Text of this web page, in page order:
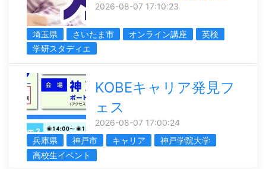
2026-08-07 17:10:23
埼玉県 さいたま市 オンライン講座
英検
学研スタディエ
KOBEキャリア発見フ
ェス
2026-08-07 17:00:24
兵庫県
神戸市 キャリア
神戸学院大学
高校生イベント